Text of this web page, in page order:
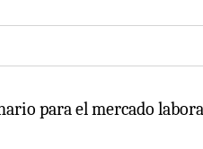
para el mercado